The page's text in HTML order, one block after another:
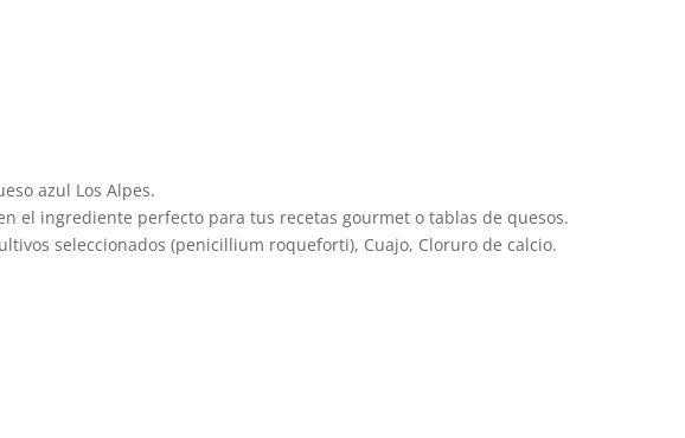
azul Los Alpes.
el ingrediente perfecto para tus recetas gourmet o tablas de quesos.
seleccionados (penicillium roqueforti), Cuajo, Cloruro de calcio.